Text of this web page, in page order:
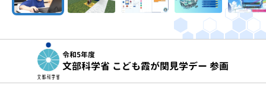
令和5年度
文部科学省 こども霞が関見学デー 参画